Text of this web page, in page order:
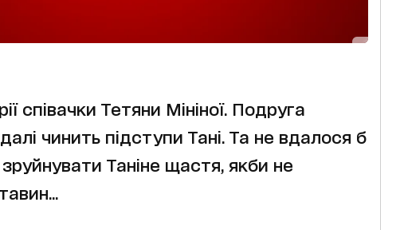
співачки Тетяни Мініної. Подруга
чинить підступи Тані. Та не вдалося б
Таніне щастя, якби не